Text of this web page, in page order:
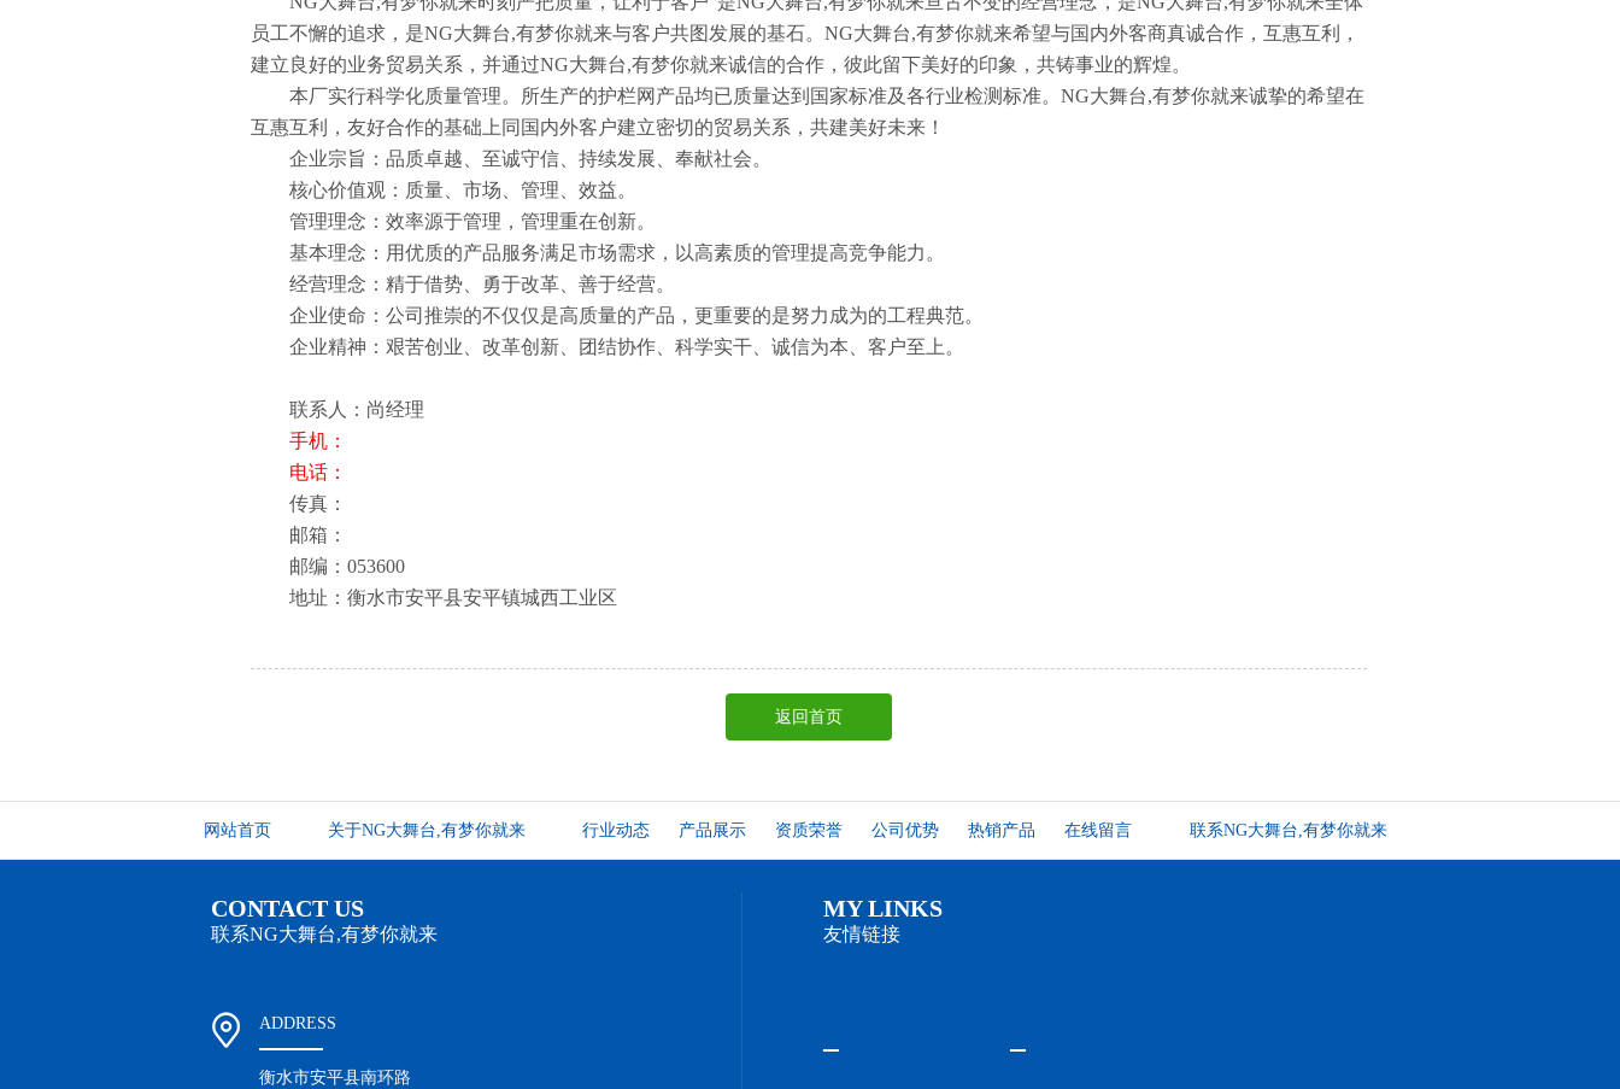
员工不懈的追求，是NG大舞台,有梦你就来与客户共图发展的基石。NG大舞台,有梦你就来希望与国内外客商真诚合作，互惠互利，
建立良好的业务贸易关系，并通过NG大舞台,有梦你就来诚信的合作，彼此留下美好的印象，共铸事业的辉煌。
本厂实行科学化质量管理。所生产的护栏网产品均已质量达到国家标准及各行业检测标准。NG大舞台,有梦你就来诚挚的希望在
互惠互利，友好合作的基础上同国内外客户建立密切的贸易关系，共建美好未来！
企业宗旨：品质卓越、至诚守信、持续发展、奉献社会。
核心价值观：质量、市场、管理、效益。
管理理念：效率源于管理，管理重在创新。
基本理念：用优质的产品服务满足市场需求，以高素质的管理提高竞争能力。
经营理念：精于借势、勇于改革、善于经营。
企业使命：公司推崇的不仅仅是高质量的产品，更重要的是努力成为的工程典范。
企业精神：艰苦创业、改革创新、团结协作、科学实干、诚信为本、客户至上。
联系人：尚经理
手机：
电话：
传真：
邮箱：
邮编：053600
地址：衡水市安平县安平镇城西工业区
返回首页
网站首页 关于NG大舞台,有梦你就来 行业动态 产品展示 资质荣誉 公司优势 热销产品 在线留言 联系NG大舞台,有梦你就来
CONTACT US
联系NG大舞台,有梦你就来
ADDRESS
衡水市安平县南环路
MY LINKS
友情链接